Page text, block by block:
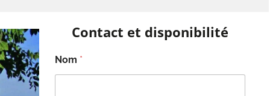
Contact et disponibilité
Nom *